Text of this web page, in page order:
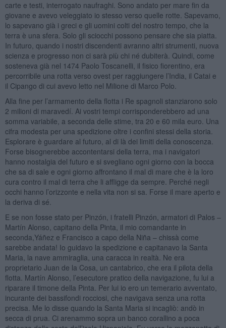
carte e testi, interrogato naufraghi. Sono andato per mare fin da
giovane e avevo veleggiato io stesso verso quelle rotte. Sapevamo,
lo sapevano già i greci e gli uomini colti del nostro tempo, che la
terra è una sfera. Solo gli sciocchi possono pensare che sia piatta.
In futuro, quando i nostri discendenti avranno altri strumenti, nuova
scienza e progresso non ci sarà più chi né dubiterà. Quindi, come
sosteneva già nel 1474 Paolo Toscanelli, il fisico fiorentino, era
percorribile una rotta verso ovest per raggiungere l’India, il Catai e
il Cipango di cui avevo letto nel Milione di Marco Polo.
Alla fine per l’armamento della flotta i Re spagnoli stanziarono solo
2 milioni di maravedí. Ai vostri tempi corrisponderebbero ad una
somma variabile, a seconda delle stime, tra 20 e 60 mila euro. Una
cifra modesta per una spedizione oltre i confini stessi della storia.
Esplorare è guardare al futuro, al di là dei limiti della conoscenza.
Forse bisognerebbe accontentarsi della terra, ma i navigatori
hanno nostalgia del futuro e si svegliano ogni giorno con la bocca
che sa di sale e ogni giorno affrontano il mal di mare che è la loro
cura contro il mal di terra che li affligge da sempre. Perché negli
occhi hanno l’orizzonte e nella vita non si sa. Forse il mare aperto e
la deriva di sé.
E se non fosse stato per Pinzón, i fratelli Pinzón, armatori di Palos –
Martín Alonso, capitano della Pinta, il mio comandante in
seconda,Yáñez e Francisco a capo della Niña – chissà come
sarebbe andata! Io guidavo la spedizione e capitanavo la Santa
Maria, la nave ammiraglia, una caracca in realtà. Ne era
proprietario Juan de la Cosa, un cantabrico, che era il pilota della
flotta. Martín Alonso, l’esecutore pratico della navigazione, fu lui a
riparare il timone della Pinta. Per lui io ero un temerario avventato,
incurante dei bassifondi rocciosi, che navigava senza una rotta
precisa. Me lo disse quando la Santa Maria si incagliò: andò in
secca di prua. Ci arenammo sopra un banco corallino a poca